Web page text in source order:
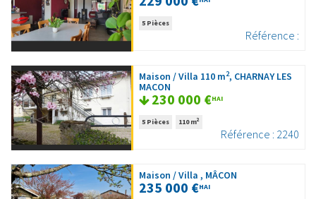
5 Pièces
Référence :
Maison / Villa 110 m2, CHARNAY LES
MACON
230 000 €HAI
5 Pièces 110 m2
Référence : 2240
Maison / Villa , MÂCON
235 000 €HAI